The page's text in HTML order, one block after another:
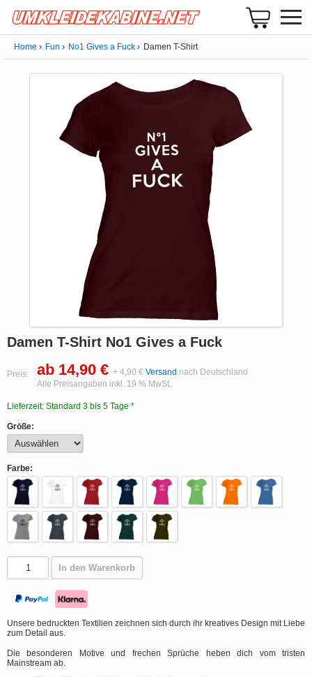
Home Fun No1 Gives a Fuck Damen T-Shirt
Damen T-Shirt No1 Gives a Fuck
Preis: ab 14,90 € + 4,90 € Versand nach Deutschland
Alle Preisangaben inkl. 19 % MwSt.
Lieferzeit: Standard 3 bis 5 Tage *
Größe:
Farbe:
In den Warenkorb
Unsere bedruckten Textilien zeichnen sich durch ihr kreatives Design mit Liebe
zum Detail aus.
Die besonderen Motive und frechen Sprüche heben dich vom tristen
Mainstream ab.